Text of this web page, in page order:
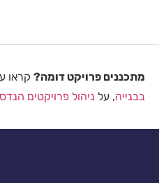
מתכננים פרויקט דומה? קראו
בבנייה, על ניהול פרויקטים